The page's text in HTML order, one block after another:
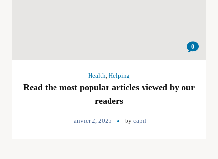
0
Health, Helping
Read the most popular articles viewed by our
readers
janvier 2, 2025 by capif